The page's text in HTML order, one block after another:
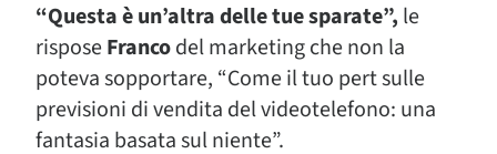
“Questa è un’altra delle tue sparate”, le
risposeFrancodel marketing che non la
poteva sopportare, “Come il tuo pert sulle
previsioni di vendita del videotelefono: una
fantasia basata sul niente”.